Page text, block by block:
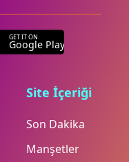
GET IT ON
Google Play
Site İçeriği
Son Dakika
Manşetler